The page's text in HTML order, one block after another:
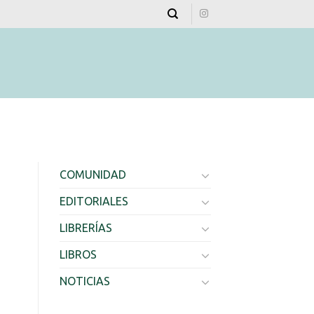
COMUNIDAD
EDITORIALES
LIBRERÍAS
LIBROS
NOTICIAS